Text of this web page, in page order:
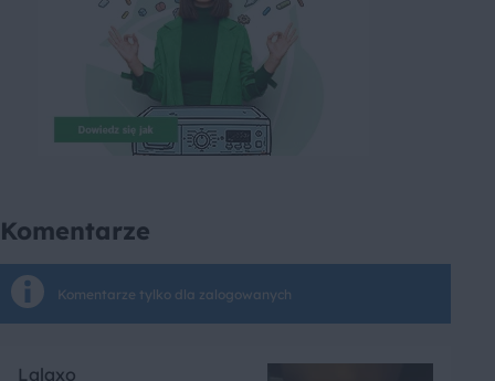
Komentarze
Komentarze tylko dla zalogowanych
Lalaxo